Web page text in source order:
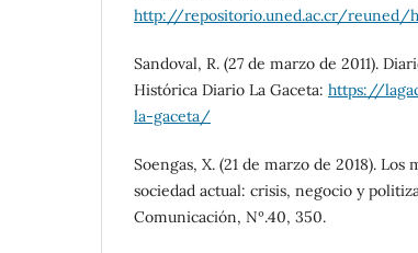
http://repositorio.uned.ac.cr/reuned/
Sandoval, R. (27 de marzo de 2011).
Histórica Diario La Gaceta: https://
la-gaceta/
Soengas, X. (21 de marzo de 2018).
sociedad actual: crisis, negocio y
Comunicación, Nº.40, 350.